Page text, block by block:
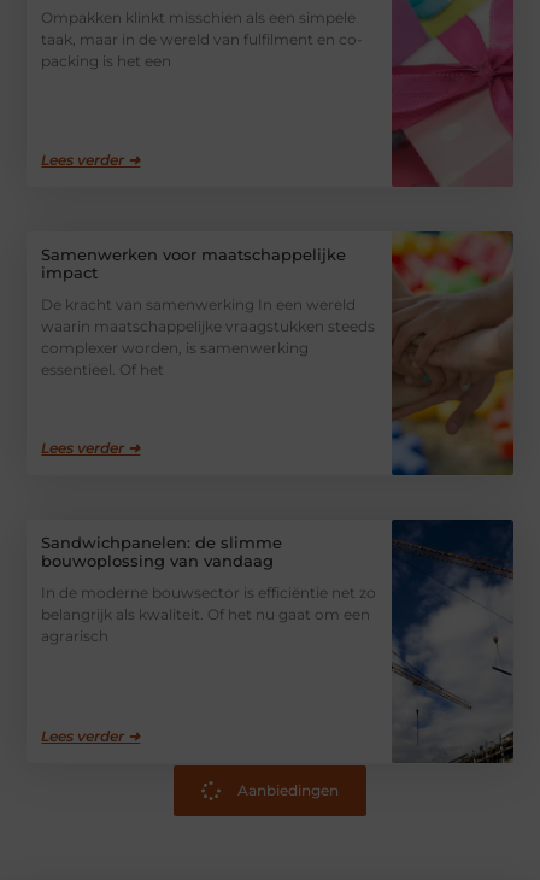
Ompakken klinkt misschien als een simpele
taak, maar in de wereld van fulfilment en co-
packing is het een
Lees verder ➜
Samenwerken voor maatschappelijke
impact
De kracht van samenwerking In een wereld
waarin maatschappelijke vraagstukken steeds
complexer worden, is samenwerking
essentieel. Of het
Lees verder ➜
Sandwichpanelen: de slimme
bouwoplossing van vandaag
In de moderne bouwsector is efficiëntie net zo
belangrijk als kwaliteit. Of het nu gaat om een
agrarisch
Lees verder ➜
Aanbiedingen